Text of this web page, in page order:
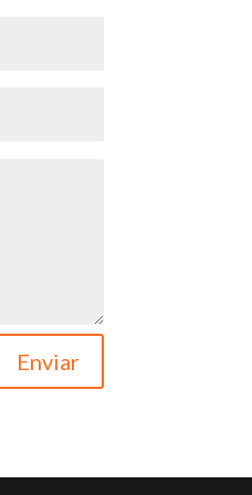
Enviar